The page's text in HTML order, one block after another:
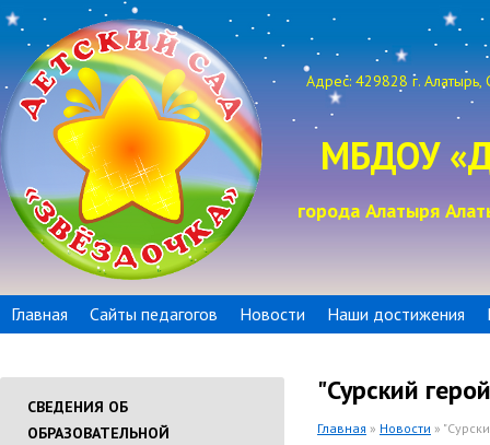
Адрес: 429828 г. Алатырь,
МБДОУ
города Алатыря
Главная Сайты педагогов Новости Наши достижения
СВЕДЕНИЯ ОБ
ОБРАЗОВАТЕЛЬНОЙ
"Сурский
Главная » Новости »